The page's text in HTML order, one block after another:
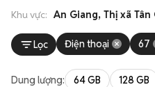
Khu vực: An Giang, Thị xã Tân
Lọc Điện thoại 67
Dung lượng: 64 GB 128 GB